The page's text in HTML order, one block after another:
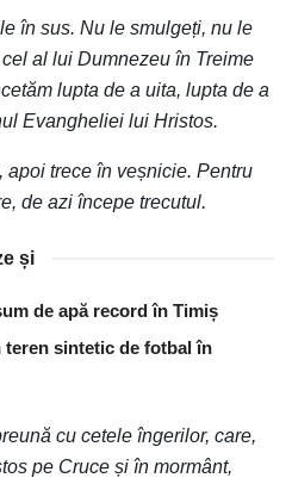
în sus. Nu le smulgeți, nu le
al lui Dumnezeu în Treime
lupta de a uita, lupta de a
Evangheliei lui Hristos.
apoi trece în veșnicie. Pentru
de azi începe trecutul.
și
de apă record în Timiș
sintetic de fotbal în
cu cetele îngerilor, care,
pe Cruce și în mormânt,